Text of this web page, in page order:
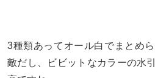
3種類あってオール白でまとめ
敵だし、ビビットなカラーの水